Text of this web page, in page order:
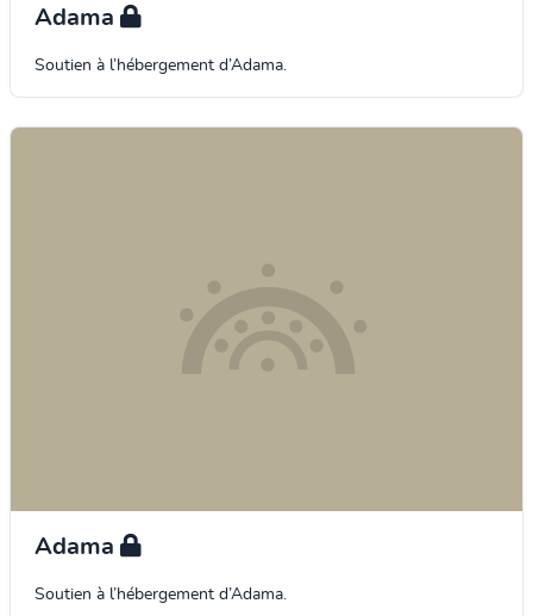
Adama
Soutien à l’hébergement d’Adama.
Adama
Soutien à l’hébergement d’Adama.